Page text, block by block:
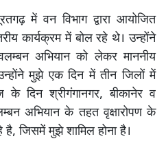
में वन विभाग द्वारा आयोजित
कार्यक्रम में बोल रहे थे। उन्होंने
अभियान को लेकर माननीय
मुझे एक दिन में तीन जिलों में
दिन श्रीगंगानगर, बीकानेर व
अभियान के तहत वृक्षारोपण के
जिसमें मुझे शामिल होना है।